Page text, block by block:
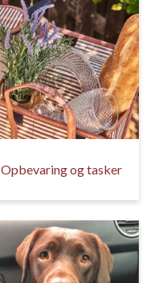
Opbevaring og tasker